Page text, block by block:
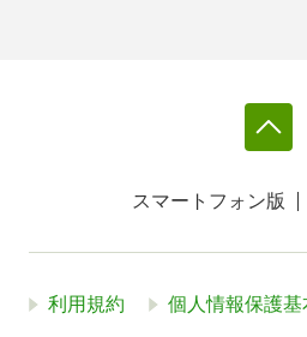
スマートフォン版
利用規約 個人情報保護基